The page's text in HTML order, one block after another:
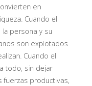
en
Cuando el
persona y su
son explotados
Cuando el
todo, sin dejar
fuerzas productivas,